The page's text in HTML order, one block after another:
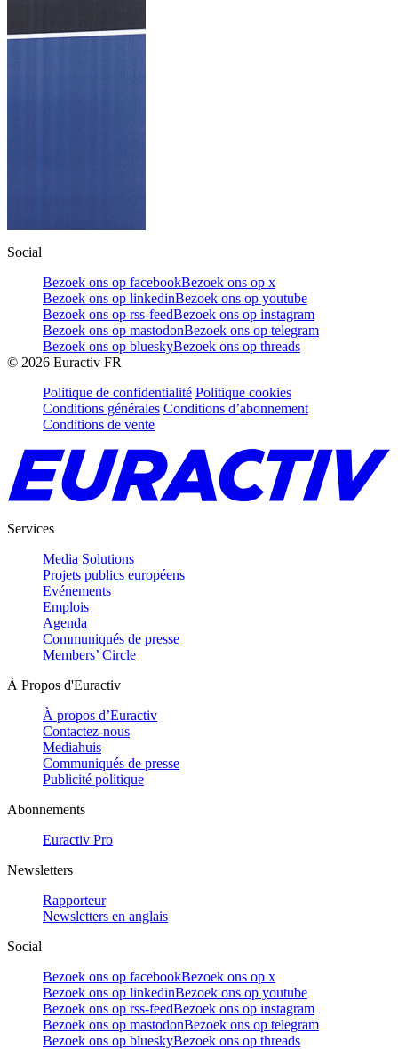
Social
Bezoek ons op facebookBezoek ons op x
Bezoek ons op linkedinBezoek ons op youtube
Bezoek ons op rss-feedBezoek ons op instagram
Bezoek ons op mastodonBezoek ons op telegram
Bezoek ons op blueskyBezoek ons op threads
© 2026 Euractiv FR
Politique de confidentialité Politique cookies
Conditions générales Conditions d’abonnement
Conditions de vente
Services
Media Solutions
Projets publics européens
Evénements
Emplois
Agenda
Communiqués de presse
Members’ Circle
À Propos d'Euractiv
À propos d’Euractiv
Contactez-nous
Mediahuis
Communiqués de presse
Publicité politique
Abonnements
Euractiv Pro
Newsletters
Rapporteur
Newsletters en anglais
Social
Bezoek ons op facebookBezoek ons op x
Bezoek ons op linkedinBezoek ons op youtube
Bezoek ons op rss-feedBezoek ons op instagram
Bezoek ons op mastodonBezoek ons op telegram
Bezoek ons op blueskyBezoek ons op threads